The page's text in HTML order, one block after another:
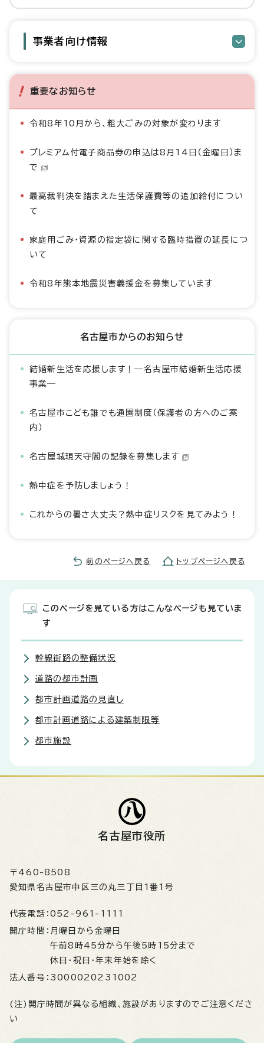
事業者向け情報
重要なお知らせ
令和8年10月から、粗大ごみの対象が変わります
プレミアム付電子商品券の申込は8月14日（金曜日）ま
で
最高裁判決を踏まえた生活保護費等の追加給付につい
て
家庭用ごみ・資源の指定袋に関する臨時措置の延長につ
いて
令和8年熊本地震災害義援金を募集しています
名古屋市からのお知らせ
結婚新生活を応援します！―名古屋市結婚新生活応援
事業―
名古屋市こども誰でも通園制度（保護者の方へのご案
内）
名古屋城現天守閣の記録を募集します
熱中症を予防しましょう！
これからの暑さ大丈夫？熱中症リスクを見てみよう！
前のページへ戻る トップページへ戻る
このページを見ている方はこんなページも見ていま
す
幹線街路の整備状況
道路の都市計画
都市計画道路の見直し
都市計画道路による建築制限等
都市施設
名古屋市役所
〒460-8508
愛知県名古屋市中区三の丸三丁目1番1号
代表電話： 052-961-1111
開庁時間： 月曜日から金曜日
午前8時45分から午後5時15分まで
休日・祝日・年末年始を除く
法人番号： 3000020231002
(注)開庁時間が異なる組織、施設がありますのでご注意くださ
い